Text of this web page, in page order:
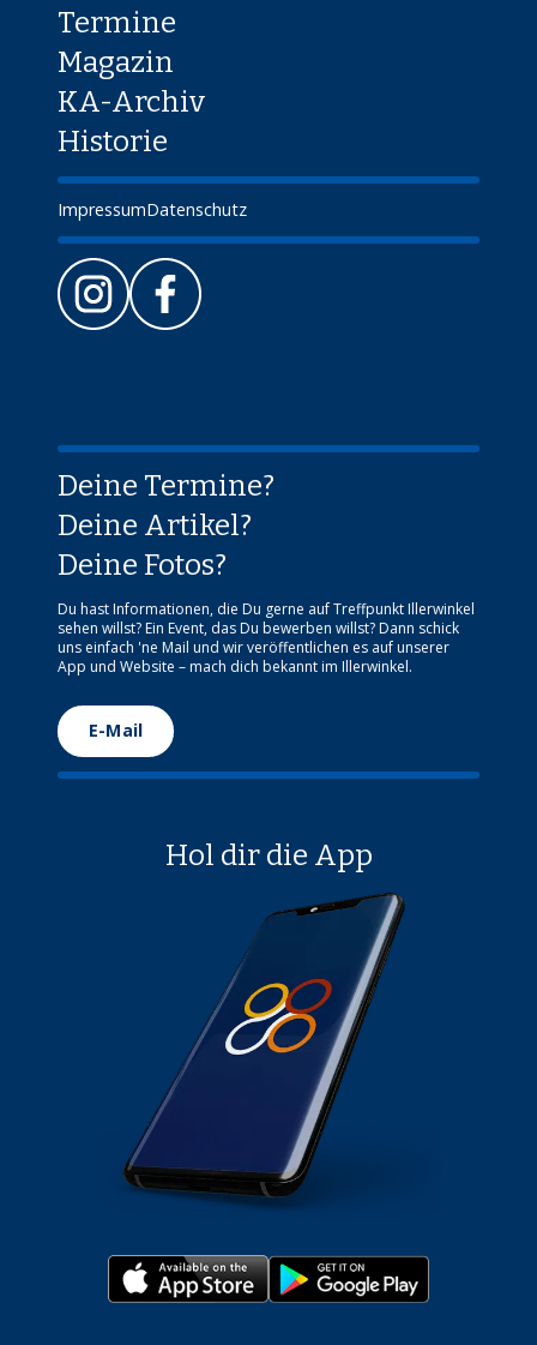
Termine
Magazin
KA-Archiv
Historie
ImpressumDatenschutz
Hol dir die App
Deine Termine?
Deine Artikel?
Deine Fotos?
Du hast Informationen, die Du gerne auf Treffpunkt Illerwinkel
sehen willst? Ein Event, das Du bewerben willst? Dann schick
uns einfach 'ne Mail und wir veröffentlichen es auf unserer
App und Website – mach dich bekannt im Illerwinkel.
E-Mail